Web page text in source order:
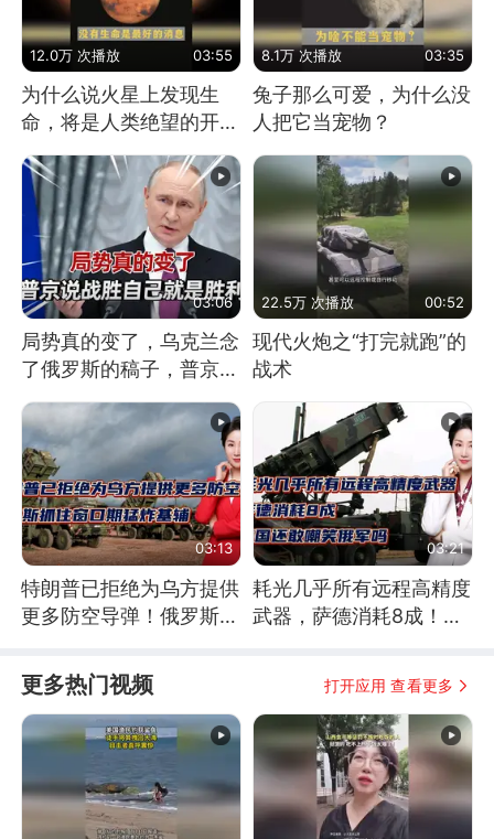
12.0万 次播放 03:55
为什么说火星上发现生
命，将是人类绝望的开
始？
8.1万 次播放 03:35
兔子那么可爱，为什么没
人把它当宠物？
03:06
局势真的变了，乌克兰念
了俄罗斯的稿子，普京说
22.5万 次播放 00:52
现代火炮之“打完就跑”的
战术
03:13
特朗普已拒绝为乌方提供
更多防空导弹！俄罗斯抓
03:21
耗光几乎所有远程高精度
武器，萨德消耗8成！美
更多热门视频 打开应用 查看更多